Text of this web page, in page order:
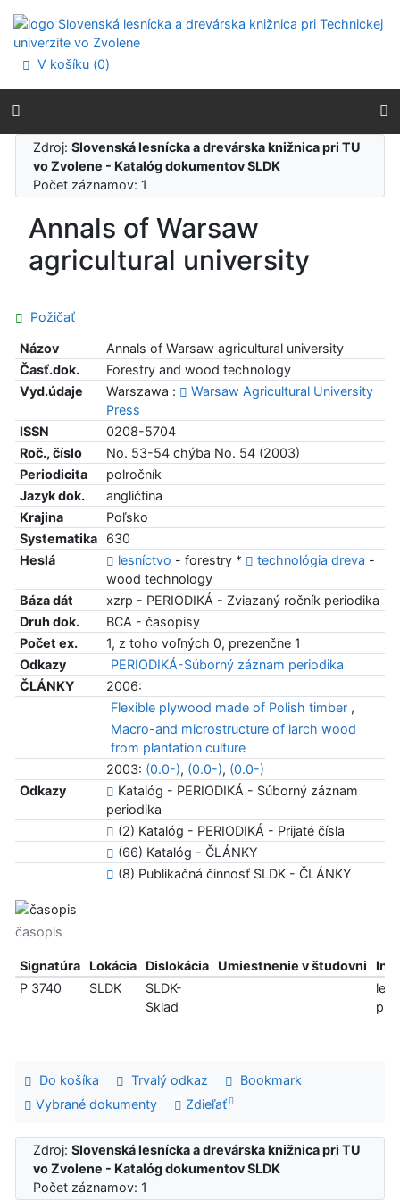
Prejsť na menu
Prehlásenie o webovej prístupnosti
V košíku (0)
Zdroj:Slovenská lesnícka a drevárska knižnica pri TU
vo Zvolene - Katalóg dokumentov SLDK
Počet záznamov: 1
Annals of Warsaw
agricultural university
Požičať
Názov
Annals of Warsaw agricultural university
Časť.dok.
Forestry and wood technology
Vyd.údaje
Warszawa :
Warsaw Agricultural University
Press
ISSN
0208-5704
Roč., číslo
No. 53-54 chýba No. 54 (2003)
Periodicita
polročník
Jazyk dok.
angličtina
Krajina
Poľsko
Systematika
630
Heslá
lesníctvo - forestry * technológia dreva -
wood technology
Báza dát
xzrp - PERIODIKÁ - Zviazaný ročník periodika
Druh dok.
BCA - časopisy
Počet ex.
1, z toho voľných 0, prezenčne 1
Odkazy
PERIODIKÁ-Súborný záznam periodika
ČLÁNKY
2006:
Flexible plywood made of Polish timber ,
Macro-and microstructure of larch wood
from plantation culture
2003: (0.0-), (0.0-), (0.0-)
Odkazy
Katalóg - PERIODIKÁ - Súborný záznam
periodika
(2) Katalóg - PERIODIKÁ - Prijaté čísla
(66) Katalóg - ČLÁNKY
(8) Publikačná činnosť SLDK - ČLÁNKY
časopis
Signatúra Lokácia Dislokácia Umiestnenie v študovni
Info
P 3740
SLDK
SLDK-
Sklad
len
Do košíka Trvalý odkaz
Bookmark
Vybrané dokumenty
Zdieľať
Zdroj:Slovenská lesnícka a drevárska knižnica pri TU
vo Zvolene - Katalóg dokumentov SLDK
Počet záznamov: 1